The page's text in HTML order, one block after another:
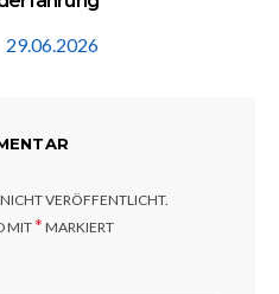
29.06.2026
VERÖFFENTLICHT.
MIT* MARKIERT